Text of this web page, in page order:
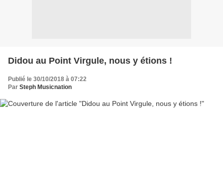
Didou au Point Virgule, nous y étions !
Publié le 30/10/2018 à 07:22
Par Steph Musicnation